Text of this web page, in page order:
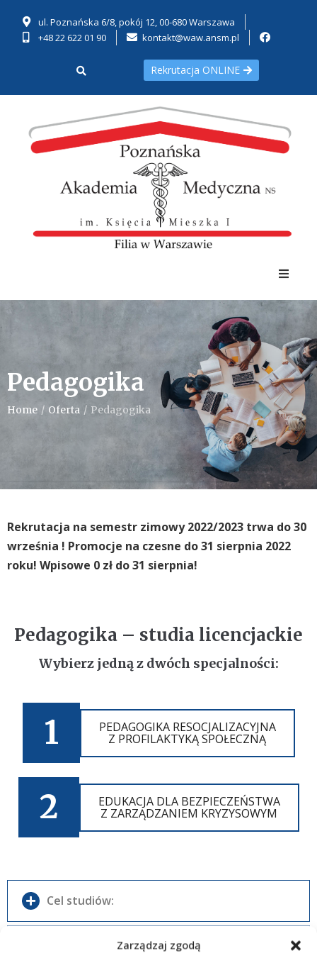
Zarządzaj zgodą
ul. Poznańska 6/8, pokój 12, 00-680 Warszawa
+48 22 622 01 90
kontakt@waw.ansm.pl
Rekrutacja ONLINE
Pedagogika
Home / Oferta / Pedagogika
Rekrutacja na semestr zimowy 2022/2023 trwa do 30
września ! Promocje na czesne do 31 sierpnia 2022
roku! Wpisowe 0 zł do 31 sierpnia!
Pedagogika – studia licencjackie
Wybierz jedną z dwóch specjalności:
1 PEDAGOGIKA RESOCJALIZACYJNA
Z PROFILAKTYKĄ SPOŁECZNĄ
2 EDUKACJA DLA BEZPIECZEŃSTWA
Z ZARZĄDZANIEM KRYZYSOWYM
Cel studiów:
Organizacja studiów: